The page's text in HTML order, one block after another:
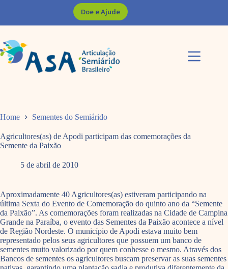
Doe e Ajude
Home Sementes do Semiárido
Agricultores(as) de Apodi participam das comemorações da
Semente da Paixão
5 de abril de 2010
Aproximadamente 40 Agricultores(as) estiveram participando na
última Sexta do Evento de Comemoração do quinto ano da “Semente
da Paixão”. As comemorações foram realizadas na Cidade de Campina
Grande na Paraíba, o evento das Sementes da Paixão acontece a nível
de Região Nordeste. O município de Apodi estava muito bem
representado pelos seus agricultores que possuem um banco de
sementes muito valorizado por quem conhesse o mesmo. Através dos
Bancos de sementes os agricultores buscam preservar as suas sementes